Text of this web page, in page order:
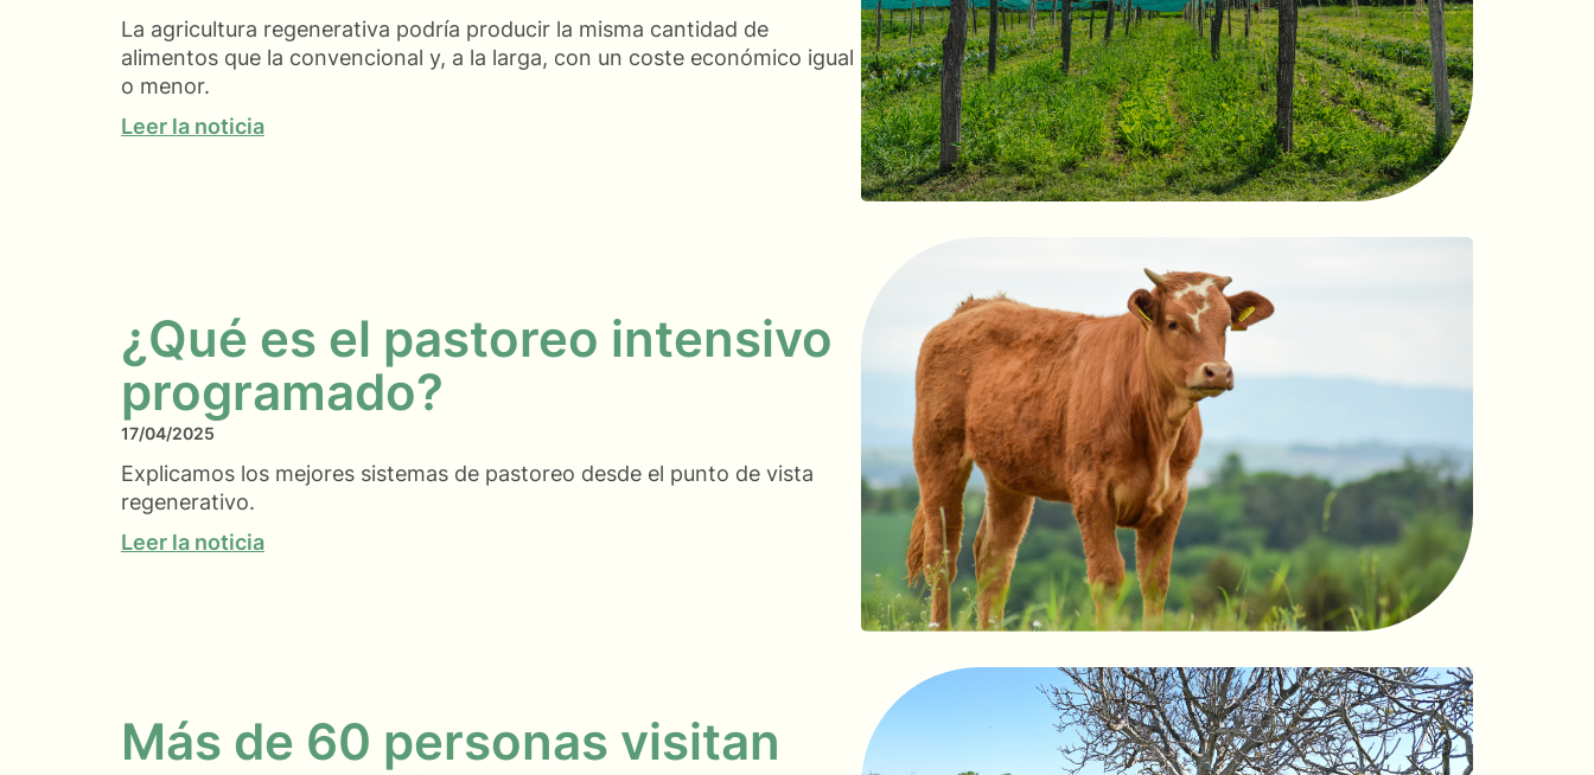
La agricultura regenerativa podría producir la misma cantidad de
alimentos que la convencional y, a la larga, con un coste económico igual
o menor.
Leer la noticia
¿Qué es el pastoreo intensivo
programado?
17/04/2025
Explicamos los mejores sistemas de pastoreo desde el punto de vista
regenerativo.
Leer la noticia
Más de 60 personas visitan